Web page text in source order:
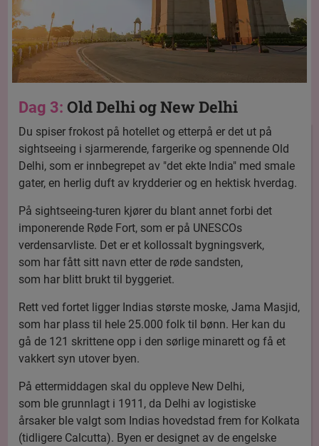
Dag 3:Old Delhi og New Delhi
Du spiser frokost på hotellet og etterpå er det ut på
sightseeing i sjarmerende, fargerike og spennende Old
Delhi, som er innbegrepet av "det ekte India" med smale
gater, en herlig duft av krydderier og en hektisk hverdag.
På sightseeing-turen kjører du blant annet forbi det
imponerende Røde Fort, som er på UNESCOs
verdensarvliste. Det er et kollossalt bygningsverk,
som har fått sitt navn etter de røde sandsten,
som har blitt brukt til byggeriet.
Rett ved fortet ligger Indias største moske, Jama Masjid,
som har plass til hele 25.000 folk til bønn. Her kan du
gå de 121 skrittene opp i den sørlige minarett og få et
vakkert syn utover byen.
På ettermiddagen skal du oppleve New Delhi,
som ble grunnlagt i 1911, da Delhi av logistiske
årsaker ble valgt som Indias hovedstad frem for Kolkata
(tidligere Calcutta). Byen er designet av de engelske